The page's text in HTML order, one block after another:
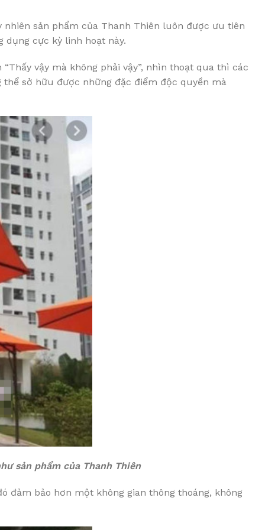
sản phẩm của Thanh Thiên luôn được ưu tiên
dụng cực kỳ linh hoạt này.
vậy mà không phải vậy”, nhìn thoạt qua thì các
sở hữu được những đặc điểm độc quyền mà
sản phẩm của Thanh Thiên
đảm bảo hơn một không gian thông thoáng, không